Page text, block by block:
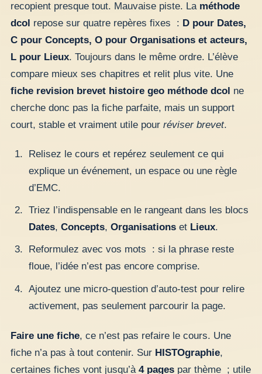
recopient presque tout. Mauvaise piste. La méthode
dcol repose sur quatre repères fixes : D pour Dates,
C pour Concepts, O pour Organisations et acteurs,
L pour Lieux. Toujours dans le même ordre. L’élève
compare mieux ses chapitres et relit plus vite. Une
fiche revision brevet histoire geo méthode dcol ne
cherche donc pas la fiche parfaite, mais un support
court, stable et vraiment utile pour réviser brevet.
Relisez le cours et repérez seulement ce qui
explique un événement, un espace ou une règle
d’EMC.
Triez l’indispensable en le rangeant dans les blocs
Dates, Concepts, Organisationset Lieux.
Reformulez avec vos mots : si la phrase reste
floue, l’idée n’est pas encore comprise.
Ajoutez une micro-question d’auto-test pour relire
activement, pas seulement parcourir la page.
Faire une fiche, ce n’est pas refaire le cours. Une
fiche n’a pas à tout contenir. Sur HISTOgraphie,
certaines fiches vont jusqu’à 4 pages par thème ; utile